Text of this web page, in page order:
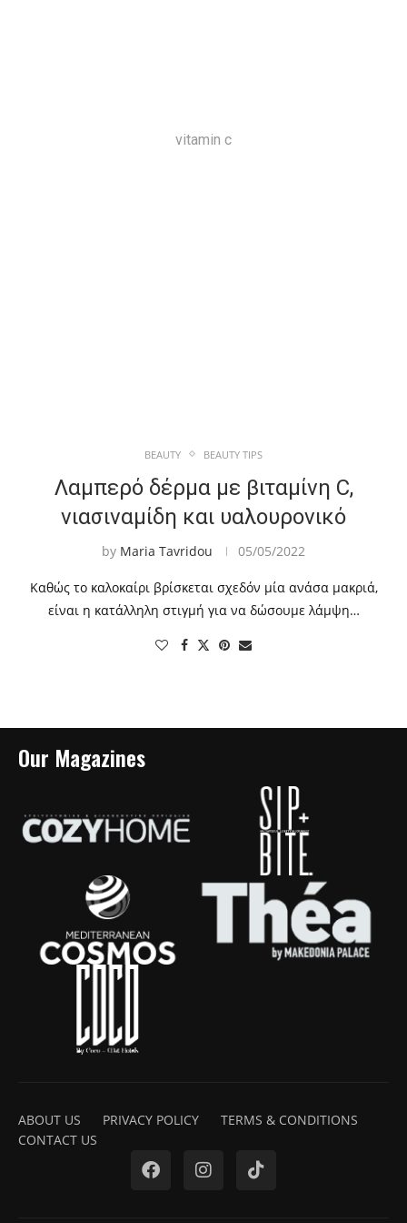
vitamin c
BEAUTY BEAUTY TIPS
Λαμπερό δέρμα με βιταμίνη C,
νιασιναμίδη και υαλουρονικό
by Maria Tavridou 05/05/2022
Καθώς το καλοκαίρι βρίσκεται σχεδόν μία ανάσα μακριά,
είναι η κατάλληλη στιγμή για να δώσουμε λάμψη…
Our Magazines
ABOUT US PRIVACY POLICY
TERMS & CONDITIONS
CONTACT US